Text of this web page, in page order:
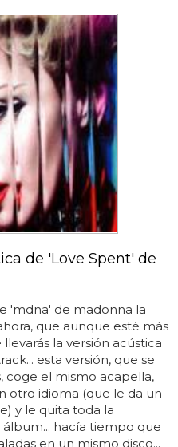
de 'Love Spent' de
'mdna' de madonna la
que aunque esté más
la versión acústica
esta versión, que se
coge el mismo acapella,
otro idioma (que le da un
y le quita toda la
hacía tiempo que
en un mismo disco...